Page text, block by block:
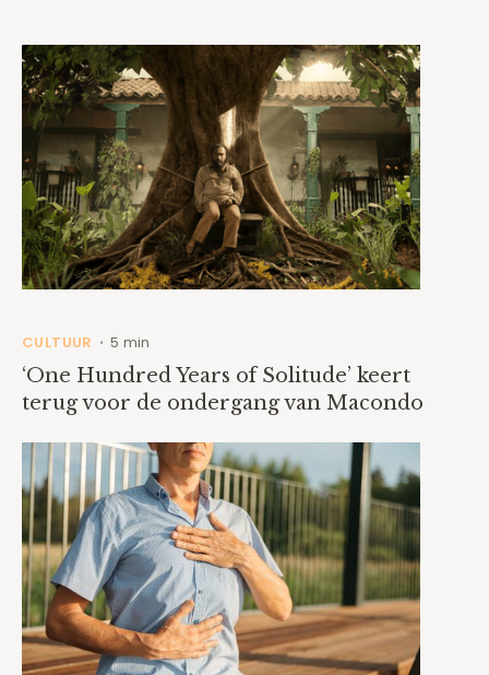
CULTUUR • 5 min
‘One Hundred Years of Solitude’ keert
terug voor de ondergang van Macondo